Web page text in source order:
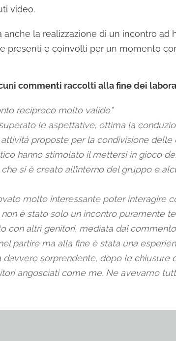
video.
anche la realizzazione di un incontro ad
presenti e coinvolti per un momento
commenti raccolti alla fine dei
reciproco molto valido”
le aspettative, ottima la
proposte per la condivisione delle
hanno stimolato il mettersi in gioco
che si è creato all’interno del gruppo e
molto interessante poter
è stato solo un incontro puramente
con altri genitori, mediata dal
partire ma alla fine è stata una
davvero sorprendente, dopo le
angosciati come me. Ne avevamo